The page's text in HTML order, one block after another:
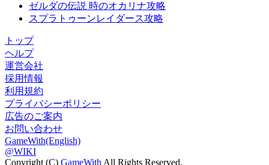
ゼルダの伝説 時のオカリナ攻略
スプラトゥーンレイダース攻略
トップ
ヘルプ
運営会社
採用情報
利用規約
プライバシーポリシー
広告のご案内
お問い合わせ
GameWith(English)
@WIKI
Copyright (C) GameWith All Rights Reserved.